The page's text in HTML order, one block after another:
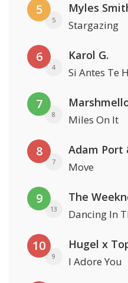
5
5
Myles
Stargazing
6
4
Karol G.
Si Antes Te
7
8 Miles On It
8
7
Adam Port
Move
9
13
The
Dancing In
10
9 I Adore You